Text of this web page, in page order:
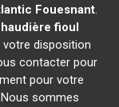
Fouesnant.
fioul
disposition
contacter pour
pour votre
sommes